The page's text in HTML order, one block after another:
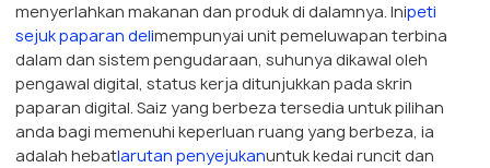
menyerlahkan makanan dan produk di dalamnya. Inipeti
sejuk paparan delimempunyai unit pemeluwapan terbina
dalam dan sistem pengudaraan, suhunya dikawal oleh
pengawal digital, status kerja ditunjukkan pada skrin
paparan digital. Saiz yang berbeza tersedia untuk pilihan
anda bagi memenuhi keperluan ruang yang berbeza, ia
adalah hebatlarutan penyejukanuntuk kedai runcit dan